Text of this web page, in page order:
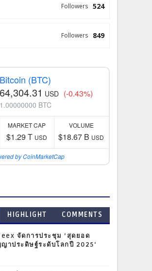
524
Followers
849
Followers
Bitcoin (BTC)
64,304.31 USD (-0.43%)
1.00000000 BTC
MARKET CAP
$1.29 T USD
VOLUME
$18.67 B USD
by CoinMarketCap
HIGHLIGHT COMMENTS
จัดการประชุม ‘สุดยอด
าประดิษฐ์ระดับโลกปี 2025‘